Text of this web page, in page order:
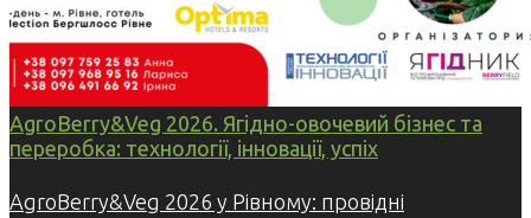
AgroBerry&Veg 2026. Ягідно-овочевий бізнес та
переробка: технології, інновації, успіх
AgroBerry&Veg 2026 у Рівному: провідні